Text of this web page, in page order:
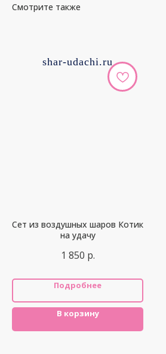
Смотрите также
shar-udachi.ru
Сет из воздушных шаров Котик
на удачу
1 850 р.
Подробнее
В корзину